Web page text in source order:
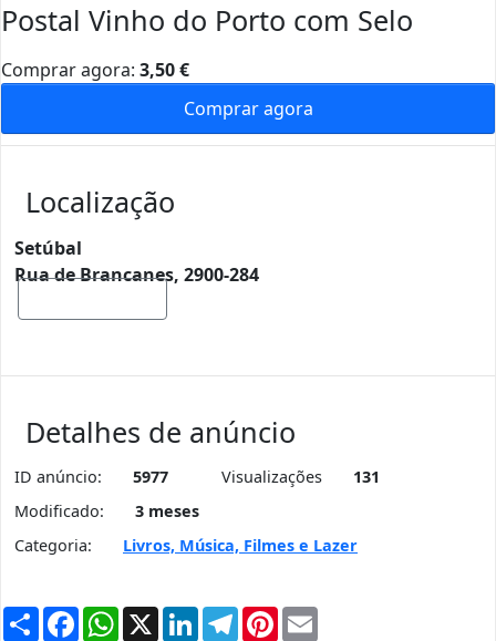
Postal Vinho do Porto com Selo
Comprar agora: 3,50€
Comprar agora
Localização
Setúbal
Rua de Brancanes, 2900-284
Detalhes de anúncio
ID anúncio: 5977 Visualizações
131
Modificado:
3 meses
Categoria:
Livros, Música, Filmes e Lazer
PartilharFacebookWhatsApp
X LinkedInTelegram
Pinterest